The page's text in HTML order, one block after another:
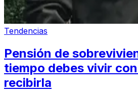
Tendencias
Pensión de
tiempo debes vivir
recibirla